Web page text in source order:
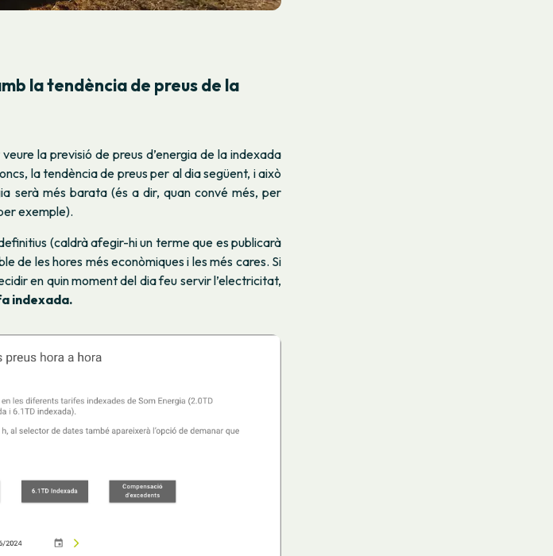
la tendència de preus de la
la previsió de preus d’energia de la indexada
la tendència de preus per al dia següent, i això
serà més barata (és a dir, quan convé més, per
exemple).
(caldrà afegir-hi un terme que es publicarà
de les hores més econòmiques i les més cares. Si
en quin moment del dia feu servir l’electricitat,
indexada.